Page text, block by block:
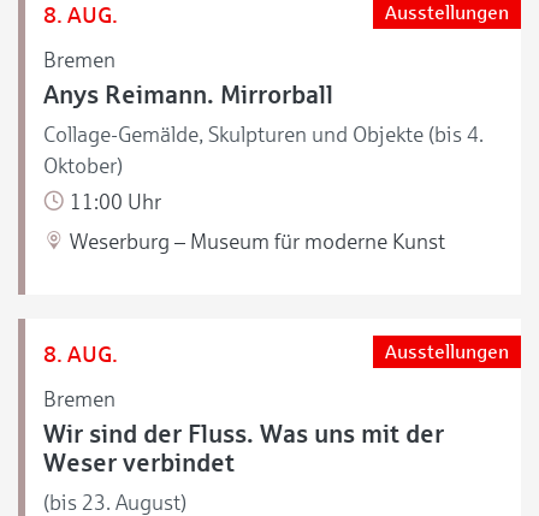
8. AUG.
Bremen
Ausstellungen
Anys Reimann. Mirrorball
Collage-Gemälde, Skulpturen und Objekte (bis 4.
Oktober)
11:00 Uhr
Weserburg – Museum für moderne Kunst
8. AUG.
Bremen
Ausstellungen
Wir sind der Fluss. Was uns mit der
Weser verbindet
(bis 23. August)